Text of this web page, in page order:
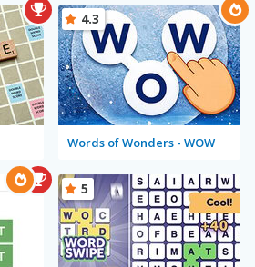
Words of Wonders - WOW
4.3
5